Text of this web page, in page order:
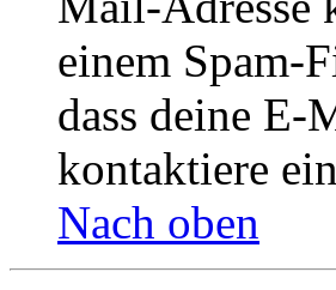
einem Spam-
dass deine E-
kontaktiere
Nach oben